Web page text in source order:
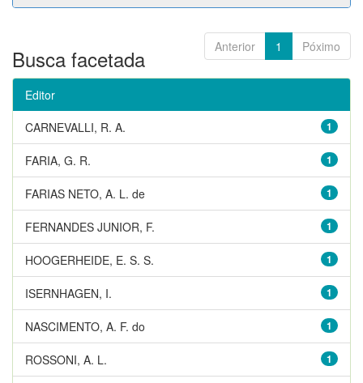
Anterior 1 Póximo
Busca facetada
Editor
1
CARNEVALLI, R. A.
1
FARIA, G. R.
1
FARIAS NETO, A. L. de
1
FERNANDES JUNIOR, F.
1
HOOGERHEIDE, E. S. S.
1
ISERNHAGEN, I.
1
NASCIMENTO, A. F. do
1
ROSSONI, A. L.